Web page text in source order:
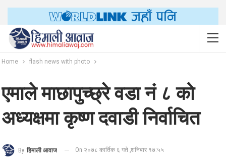
Home flash news with photo
एमाले माछापुच्छ्रे वडा नं ८ को
अध्यक्षमा कृष्ण दवाडी निर्वाचित
By हिमाली आवाज On २०७८ कार्तिक ६ गते ,शनिबार १७:५५